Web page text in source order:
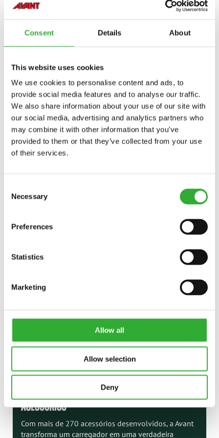
Consent Details About
This website uses cookies
We use cookies to personalise content and ads, to
provide social media features and to analyse our traffic.
We also share information about your use of our site with
our social media, advertising and analytics partners who
may combine it with other information that you’ve
provided to them or that they’ve collected from your use
of their services.
Selection
Necessary
Preferences
Statistics
Marketing
Allow all
Allow selection
Deny
OPÇÕES DE CARREGADOR
Personalize seu carregador Avant para coincidir suas
necessidades de trabalho e de conforto com uma
variedade de opções instaladas de fábrica. Desde
cabinas fechadas com aquecimento ou AC a kits de
trânsito em estrada, hidráulica extra e
funcionalidades de segurança como, por exemplo,
válvula antiderrapagem e suportes de amarração - as
opções Avant deixam que você construa a máquina
OPÇÕES
CARREGADOR
Os manuais Avant são o recurso que você deve
manual inclui instruções detalhadas, diretrizes de
manutenção e especificações técnicas para ajudar os
suas máquinas, seja no uso diário, na solução de
problemas ou na manutenção de longo prazo.
AVANT
ACESSÓRIOS
Com mais de 270 acessórios desenvolvidos, a Avant
transforma um carregador em uma verdadeira